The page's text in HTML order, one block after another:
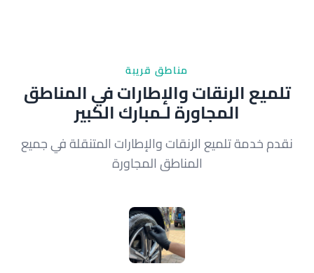
مناطق قريبة
تلميع الرنقات والإطارات في المناطق
المجاورة لـمبارك الكبير
نقدم خدمة تلميع الرنقات والإطارات المتنقلة في جميع
المناطق المجاورة